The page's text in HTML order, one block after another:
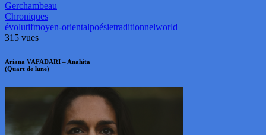
Gerchambeau
Chroniques
évolutifmoyen-orientalpoésietraditionnelworld
315 vues
Ariana VAFADARI – Anahita
(Quart de lune)